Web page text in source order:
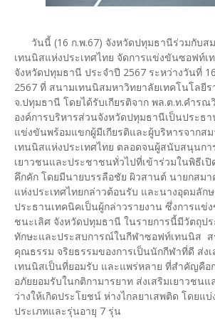
วันนี้ (16 ก.พ.67) จังหวัดปทุมธานีร่วมกับส
เทนนิสแห่งประเทศไทย จัดการแข่งขันซอฟท์
จังหวัดปทุมธานี ประจำปี 2567 ระหว่างวันที่
2567 ที่ สนามเทนนิสมหาวิทยาลัยเทคโนโลยี
จ.ปทุมธานี โดยได้รับเกียรติจาก พล.ต.ท.คำรณ
องค์การบริหารส่วนจังหวัดปทุมธานีเป็นประธ
แข่งขันพร้อมแขกผู้มีเกียรติและผู้บริหารจากส
เทนนิสแห่งประเทศไทย ตลอดจนผู้สนับสนุนก
เยาวชนและประชาชนทั่วไปที่เข้าร่วมในพิธีเ
คึกคัก โดยมีนายบรรลือชัย ผิวสานต์ นายกสม
แห่งประเทศไทยกล่าวต้อนรับ และนางอุดมลัก
ประธานเทคนิคเป็นผู้กล่าวรายงาน ซึ่งการแข่
ชนะเลิศ จังหวัดปทุมธานี ในรายการนี้มีวัตถุป
ทักษะและประสบการณ์ในกีฬาซอฟท์เทนนิส ส
คุณธรรม จริยธรรมของการเป็นนักกีฬาที่ดี ส่ง
เทนนิสเป็นที่ยอมรับ และแพร่หลาย ที่สำคัญคือ
อภัยยอมรับในกติกามารยาท ส่งเสริมเยาวชน
ว่างให้เกิดประโยชน์ ห่างไกลยาเสพติด โดยแ
ประเภทและรุ่นอายุ 7 รุ่น